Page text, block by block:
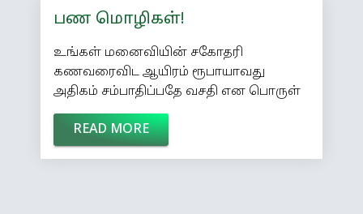
பண மொழிகள்!
உங்கள் மனைவியின் சகோதரி
கணவரைவிட ஆயிரம் ரூபாயாவது
அதிகம் சம்பாதிப்பதே வசதி என பொருள்
கொள்ளப்படுகிறது. - மென்கென்
பணத்தின் மதிப்பை அனுபவத்தில்
உணர்ந்திருக்காவிட்டால், உங்களுக்குப்
READ MORE